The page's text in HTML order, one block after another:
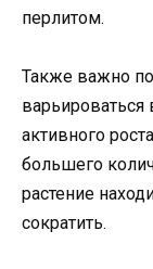
перлитом.
Также важно
варьироваться
активного
большего
растение
сократить.